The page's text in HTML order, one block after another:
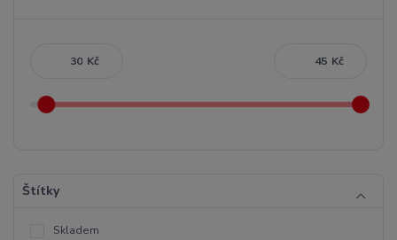
Kč Kč
Štítky
Skladem